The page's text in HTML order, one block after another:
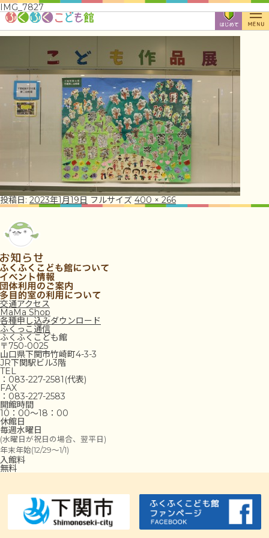
IMG_7827
投稿日: 2023年1月19日 フルサイズ 400 × 266
交通アクセス
MaMa Shop
各種申し込みダウンロード
ふくっこ通信
ふくふくこども館
〒750-0025
山口県下関市竹崎町4-3-3
JR下関駅ビル3階
TEL
：083-227-2581(代表)
FAX
：083-227-2583
開館時間
10：00～18：00
休館日
毎週水曜日
(水曜日が祝日の場合、翌平日)
年末年始(12/29～1/1)
入館料
無料